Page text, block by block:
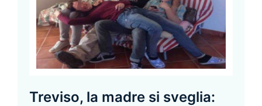
Treviso, la madre si sveglia: